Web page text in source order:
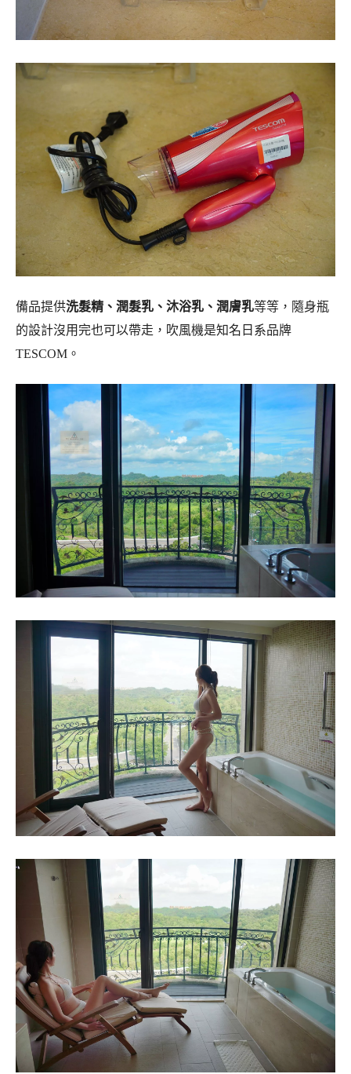
備品提供洗髮精、潤髮乳、沐浴乳、潤膚乳等等，隨身瓶
的設計沒用完也可以帶走，吹風機是知名日系品牌
TESCOM。